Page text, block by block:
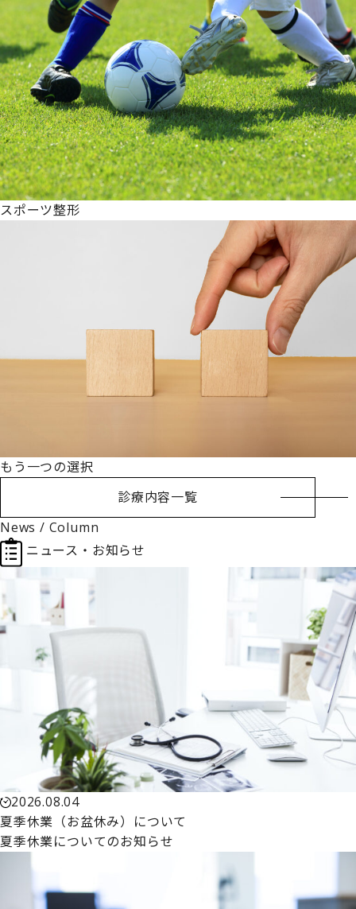
スポーツ整形
もう一つの選択
診療内容一覧
News / Column
ニュース・お知らせ
2026.08.04
夏季休業（お盆休み）について
夏季休業についてのお知らせ